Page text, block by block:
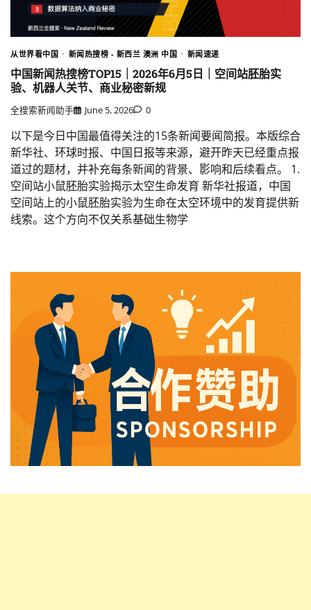
从世界看中国 新闻热搜榜 - 新西兰 澳洲 中国 新闻速递
中国新闻热搜榜TOP15｜2026年6月5日｜空间站胚胎实
验、机器人关节、商业秘密新规
全搜索新闻助手 June 5, 2026 0
以下是今日中国最值得关注的15条新闻要闻简报。本版综合
新华社、环球时报、中国日报等来源，避开昨天已经重点报
道过的题材，并补充每条新闻的背景、影响和后续看点。 1.
空间站小鼠胚胎实验揭示太空生命发育 新华社报道，中国
空间站上的小鼠胚胎实验为生命在太空环境中的发育提供新
线索。这个方向不仅关系基础生物学